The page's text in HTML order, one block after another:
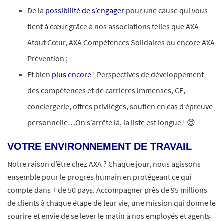
De la possibilité de s’engager pour une cause qui vous
tient à cœur grâce à nos associations telles que AXA
Atout Cœur, AXA Compétences Solidaires ou encore AXA
Prévention ;​
Et bien plus encore ! Perspectives de développement
des compétences et de carrières immenses, CE,
conciergerie, offres privilèges, soutien en cas d’épreuve
personnelle…On s’arrête là, la liste est longue ! 😊
VOTRE ENVIRONNEMENT DE TRAVAIL
Notre raison d’être chez AXA ? Chaque jour, nous agissons
ensemble pour le progrès humain en protégeant ce qui
compte dans + de 50 pays. Accompagner près de 95 millions
de clients à chaque étape de leur vie, une mission qui donne le
sourire et envie de se lever le matin à nos employés et agents